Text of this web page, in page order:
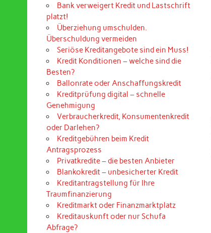
Bank verweigert Kredit und Lastschrift
platzt!
Überziehung umschulden.
Überschuldung vermeiden
Seriöse Kreditangebote sind ein Muss!
Kredit Konditionen – welche sind die
Besten?
Ballonrate oder Anschaffungskredit
Kreditprüfung digital – schnelle
Genehmigung
Verbraucherkredit, Konsumentenkredit
oder Darlehen?
Kreditgebühren beim Kredit
Antragsprozess
Privatkredite – die besten Anbieter
Blankokredit – unbesicherter Kredit
Kreditantragstellung für Ihre
Traumfinanzierung
Kreditmarkt oder Finanzmarktplatz
Kreditauskunft oder nur Schufa
Abfrage?